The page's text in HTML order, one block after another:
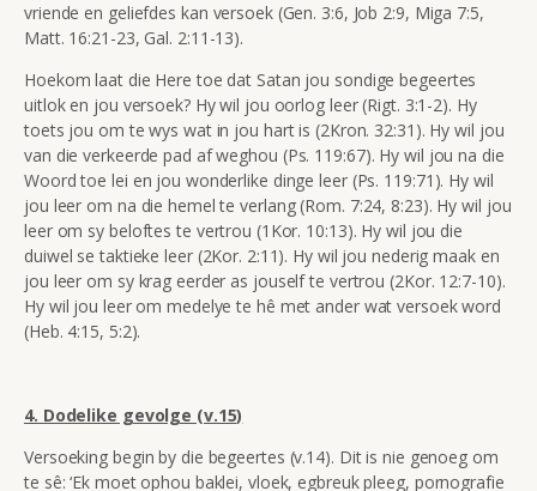
vriende en geliefdes kan versoek (Gen. 3:6, Job 2:9, Miga 7:5,
Matt. 16:21-23, Gal. 2:11-13).
Hoekom laat die Here toe dat Satan jou sondige begeertes
uitlok en jou versoek? Hy wil jou oorlog leer (Rigt. 3:1-2). Hy
toets jou om te wys wat in jou hart is (2Kron. 32:31). Hy wil jou
van die verkeerde pad af weghou (Ps. 119:67). Hy wil jou na die
Woord toe lei en jou wonderlike dinge leer (Ps. 119:71). Hy wil
jou leer om na die hemel te verlang (Rom. 7:24, 8:23). Hy wil jou
leer om sy beloftes te vertrou (1Kor. 10:13). Hy wil jou die
duiwel se taktieke leer (2Kor. 2:11). Hy wil jou nederig maak en
jou leer om sy krag eerder as jouself te vertrou (2Kor. 12:7-10).
Hy wil jou leer om medelye te hê met ander wat versoek word
(Heb. 4:15, 5:2).
4. Dodelike gevolge (v.15)
Versoeking begin by die begeertes (v.14). Dit is nie genoeg om
te sê: ‘Ek moet ophou baklei, vloek, egbreuk pleeg, pornografie